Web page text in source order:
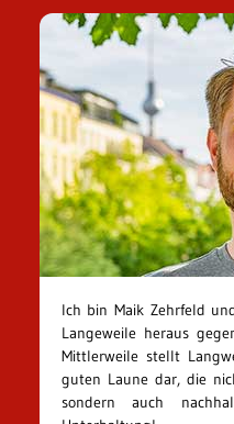
Ich bin Maik Zehrfeld
Langeweile heraus
Mittlerweile stellt
guten Laune dar, die
sondern auch